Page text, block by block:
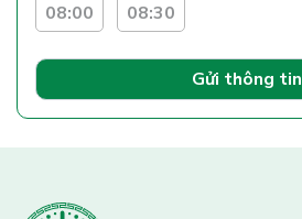
08:00
08:30
Gửi thông tin